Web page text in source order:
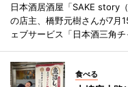
日本酒居酒屋「SAKE story
の店主、橋野元樹さんが7月
ェブサービス「日本酒三角
食べる